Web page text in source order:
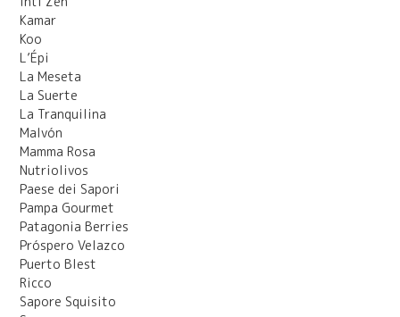
Kamar
Koo
L’Épi
La Meseta
La Suerte
La Tranquilina
Malvón
Mamma Rosa
Nutriolivos
Paese dei Sapori
Pampa Gourmet
Patagonia Berries
Próspero Velazco
Puerto Blest
Ricco
Sapore Squisito